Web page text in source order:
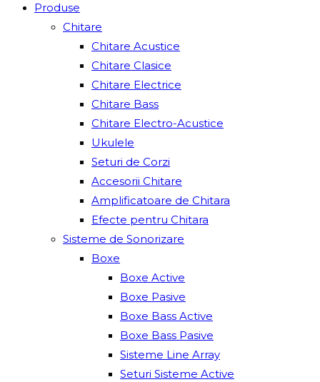
Produse
Chitare
Chitare Acustice
Chitare Clasice
Chitare Electrice
Chitare Bass
Chitare Electro-Acustice
Ukulele
Seturi de Corzi
Accesorii Chitare
Amplificatoare de Chitara
Efecte pentru Chitara
Sisteme de Sonorizare
Boxe
Boxe Active
Boxe Pasive
Boxe Bass Active
Boxe Bass Pasive
Sisteme Line Array
Seturi Sisteme Active